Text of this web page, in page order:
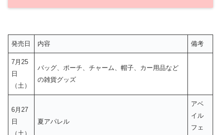
発売日 内容 備考
7月25
日
（土）
バッグ、ポーチ、チャーム、帽子、カー用品など
の雑貨グッズ
6月27
日
（土）
夏アパレル
アベ
イル
フェ